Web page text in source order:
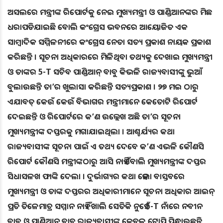
ଅସଲରେ ମନ୍ତ୍ରୀଙ୍କ ରିପୋର୍ଟକୁ ନେଇ ମୁଖ୍ୟମନ୍ତ୍ରୀ ଓ ପାଣ୍ଡିଆନଙ୍କର ମିଛ
ଧରାପଡିଯାଇଛି ବୋଲି କଂଗ୍ରେସ ଭବନରେ ଆୟୋଜିତ ଏକ
ସାମ୍ବାଦିକ ସମ୍ମିଳନୀରେ କଂଗ୍ରେସ ନେତା ସତ୍ୟ ପ୍ରକାଶ ନାୟକ ପ୍ରକାଶ
କରିଛନ୍ତି । ସୂଚନା ଅଧିକାରରେ ମିଳିଥିବା ତଥ୍ୟକୁ ଦେଖାଇ ମୁଖ୍ୟମନ୍ତ୍ରୀ
ଓ ତାଙ୍କର 5-T ସଚିବ ପାଣ୍ଡିଆନ୍ ବାବୁ କିଭଳି ରାଜ୍ୟବାସୀଙ୍କୁ ଭୁଆଁ
ବୁଲାଉଛନ୍ତି ତା’ର ଖୁଲାସା କରିଛନ୍ତି ସତ୍ୟପ୍ରକାଶ । ୨୭ ମଇ ଠାରୁ
ଏଯାବତ୍ କେଉଁ କେଉଁ ବିଭାଗର ମନ୍ତ୍ରୀମାନେ କେତୋଟି ରିପୋର୍ଟ
ଦେଇଛନ୍ତି ଓ ରିପୋର୍ଟରେ କ’ଣ ଉଲ୍ଲେଖ ଅଛି ତା’ର ସୂଚନା
ମୁଖ୍ୟମନ୍ତ୍ରୀଙ୍କ ଦପ୍ତରକୁ ମଗାଯାଇଥିଲା । ଆଶ୍ଚର୍ଯ୍ୟର କଥା
ରାଜ୍ୟବାସୀଙ୍କ ସୂଚନା ପାଇଁ ଏ ତଥ୍ୟ ଦେବେ କ’ଣ ଏଭଳି କୌଣସି
ରିପୋର୍ଟ କୌଣସି ମନ୍ତ୍ରୀଙ୍କଠାରୁ ଆସି ନାହିଁ ବୋଲି ମୁଖ୍ୟମନ୍ତ୍ରୀଙ୍କ ଦପ୍ତର
ସିଧାସଳଖ ଫାଙ୍କି ଦେଲା । ଦୁର୍ଭାଗ୍ୟର କଥା ହେଲା ବାସ୍ତବରେ
ମୁଖ୍ୟମନ୍ତ୍ରୀ ଓ ତାଙ୍କ ଦପ୍ତରର ଅଧିକାରୀମାନେ ସୂଚନା ଅଧିକାର ଆଇନ୍
ପ୍ରତି ତିଳେମାତ୍ର ସମ୍ମାନ ନାହିଁ । ଖାଲି ସେତିକି ନୁହେଁ 5-T ନାଁରେ ନବୀନ